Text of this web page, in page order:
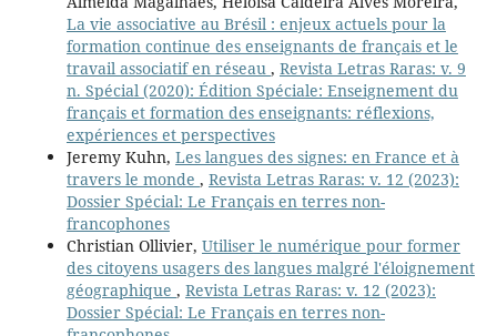
La vie associative au Brésil : enjeux actuels pour la
formation continue des enseignants de français et le
travail associatif en réseau , Revista Letras Raras: v. 9
n. Spécial (2020): Édition Spéciale: Enseignement du
français et formation des enseignants: réflexions,
expériences et perspectives
Jeremy Kuhn, Les langues des signes: en France et à
travers le monde , Revista Letras Raras: v. 12 (2023):
Dossier Spécial: Le Français en terres non-
francophones
Christian Ollivier, Utiliser le numérique pour former
des citoyens usagers des langues malgré l'éloignement
géographique , Revista Letras Raras: v. 12 (2023):
Dossier Spécial: Le Français en terres non-